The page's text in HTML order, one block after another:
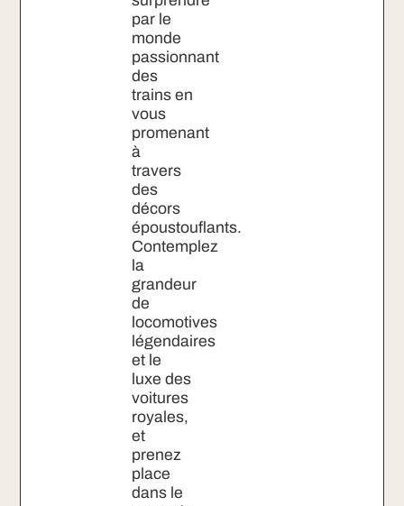
par le
monde
passionnant
des
trains en
vous
promenant
à
travers
des
décors
époustouflants.
Contemplez
la
grandeur
de
locomotives
légendaires
et le
luxe des
voitures
royales,
et
prenez
place
dans le